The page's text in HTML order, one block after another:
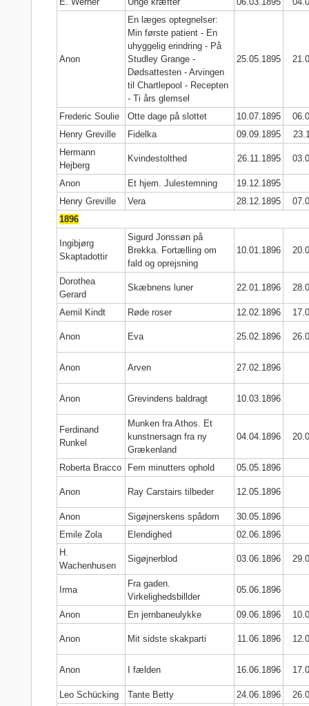
Anon
En læges optegnelser:
Min første patient - En
uhyggelig erindring - På
Studley Grange -
Dødsattesten - Arvingen
til Chartlepool - Recepten
- Ti års glemsel
25.05.1895
Frederic Soulie Otte dage på slottet 10.07.1895
Henry Greville
Fidelka 09.09.1895
Hermann
Hejberg
Kvindestolthed 26.11.1895
Anon Et hjem. Julestemning
19.12.1895
Henry Greville
Vera 28.12.1895
1896
Ingibjørg
Skaptadottir
Sigurd Jonssøn på
Brekka. Fortælling om
fald og oprejsning
10.01.1896
Dorothea
Gerard
Skæbnens luner 22.01.1896
Aemil Kindt Røde roser 12.02.1896
Anon Eva 25.02.1896
Anon Arven 27.02.1896
Anon Grevindens baldragt 10.03.1896
Ferdinand
Runkel
Munken fra Athos. Et
kunstnersagn fra ny
Grækenland
04.04.1896
Roberta Bracco Fem minutters ophold 05.05.1896
Anon Ray Carstairs tilbeder 12.05.1896
Anon Sigøjnerskens spådom
30.05.1896
Emile Zola
Elendighed
02.06.1896
H.
Wachenhusen
Sigøjnerblod 03.06.1896
Irma
Fra gaden.
Virkelighedsbillder
05.06.1896
Anon En jernbaneulykke 09.06.1896
Anon Mit sidste skakparti 11.06.1896
Anon I fælden 16.06.1896
Leo Schücking Tante Betty 24.06.1896